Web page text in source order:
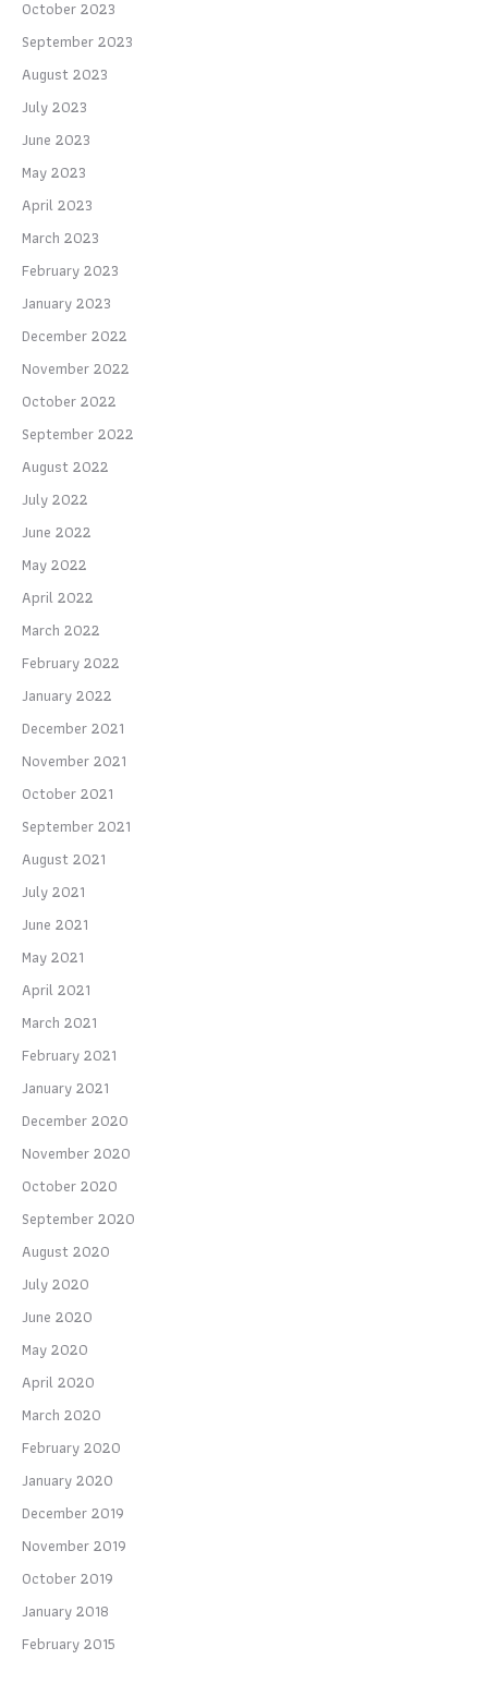
October 2023
September 2023
August 2023
July 2023
June 2023
May 2023
April 2023
March 2023
February 2023
January 2023
December 2022
November 2022
October 2022
September 2022
August 2022
July 2022
June 2022
May 2022
April 2022
March 2022
February 2022
January 2022
December 2021
November 2021
October 2021
September 2021
August 2021
July 2021
June 2021
May 2021
April 2021
March 2021
February 2021
January 2021
December 2020
November 2020
October 2020
September 2020
August 2020
July 2020
June 2020
May 2020
April 2020
March 2020
February 2020
January 2020
December 2019
November 2019
October 2019
January 2018
February 2015